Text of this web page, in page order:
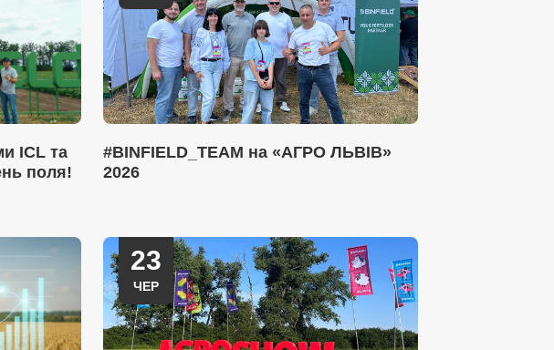
ICL та
поля!
#BINFIELD_TEAM на «АГРО ЛЬВІВ»
2026
23
ЧЕР